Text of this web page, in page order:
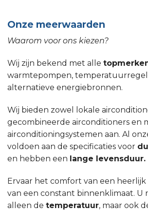
Onze meerwaarden
Waarom voor ons kiezen?
Wij zijn bekend met alle
warmtepompen,
alternatieve energiebronnen.
Wij bieden zowel lokale
gecombineerde airconditioners en
airconditioningsystemen aan. Al
voldoen aan de specificaties voor
en hebben een lange levensduur.
Ervaar het comfort van een
van een constant binnenklimaat. U
alleen de temperatuur, maar ook